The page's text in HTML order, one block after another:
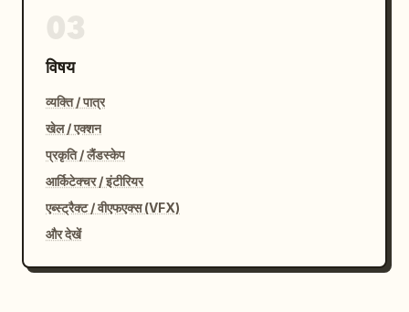
विषय
व्यक्ति / पात्र
खेल / एक्शन
प्रकृति / लैंडस्केप
आर्किटेक्चर / इंटीरियर
एब्स्ट्रैक्ट / वीएफएक्स (VFX)
और देखें